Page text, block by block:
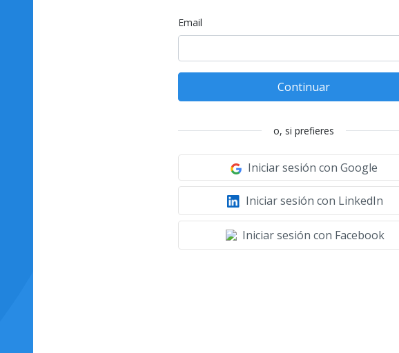
Email
Continuar
o, si prefieres
Iniciar sesión con Google
Iniciar sesión con LinkedIn
Iniciar sesión con Facebook